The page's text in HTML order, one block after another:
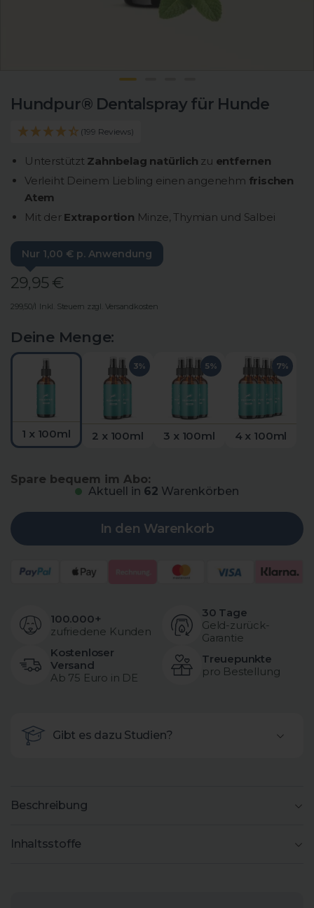
Slide
gehen
SlideSlideSlide
Hundpur® Dentalspray für Hunde
(199 Reviews)
Unterstützt Zahnbelag natürlich zu entfernen
Verleiht Deinem Liebling einen angenehm frischen
Atem
Mit der Extraportion Minze, Thymian und Salbei
Nur 1,00 € p. Anwendung
Angebotspreis
29,95 €
299,50/l Inkl. Steuern zzgl. Versandkosten
Deine Menge:
1 x 100ml
3%
2 x 100ml
5%
3 x 100ml
7%
4 x 100ml
Spare bequem im Abo:
Aktuell in 62 Warenkörben
In den Warenkorb
100.000+
zufriedene Kunden
30 Tage
Geld-zurück-
Garantie
Kostenloser
Versand
Ab 75 Euro in DE
Treuepunkte
pro Bestellung
Gibt es dazu Studien?
Beschreibung
Inhaltsstoffe